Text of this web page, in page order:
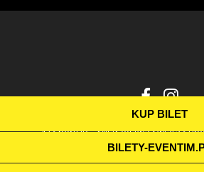
© SportUP – Mistrzostwa Świata
KUP BILET
BILETY-